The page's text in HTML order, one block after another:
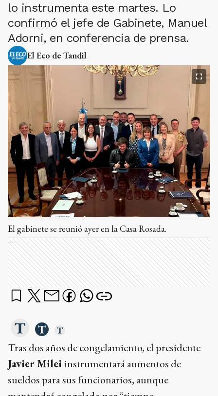
lo instrumenta este martes. Lo
confirmó el jefe de Gabinete, Manuel
Adorni, en conferencia de prensa.
El Eco de Tandil
El gabinete se reunió ayer en la Casa Rosada.
Ads
Tras dos años de congelamiento, el presidente
Javier Milei instrumentará aumentos de
sueldos para sus funcionarios, aunque